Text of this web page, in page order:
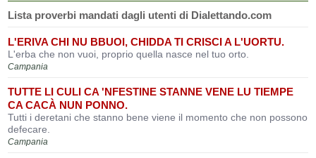
Lista proverbi mandati dagli utenti di Dialettando.com
L'ERIVA CHI NU BBUOI, CHIDDA TI CRISCI A L'UORTU.
L'erba che non vuoi, proprio quella nasce nel tuo orto.
Campania
TUTTE LI CULI CA 'NFESTINE STANNE VENE LU TIEMPE
CA CACÀ NUN PONNO.
Tutti i deretani che stanno bene viene il momento che non possono
defecare.
Campania